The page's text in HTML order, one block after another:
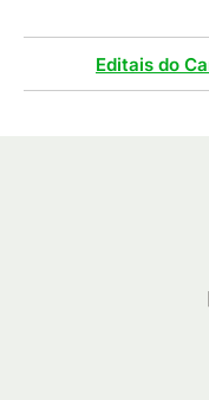
Editais do